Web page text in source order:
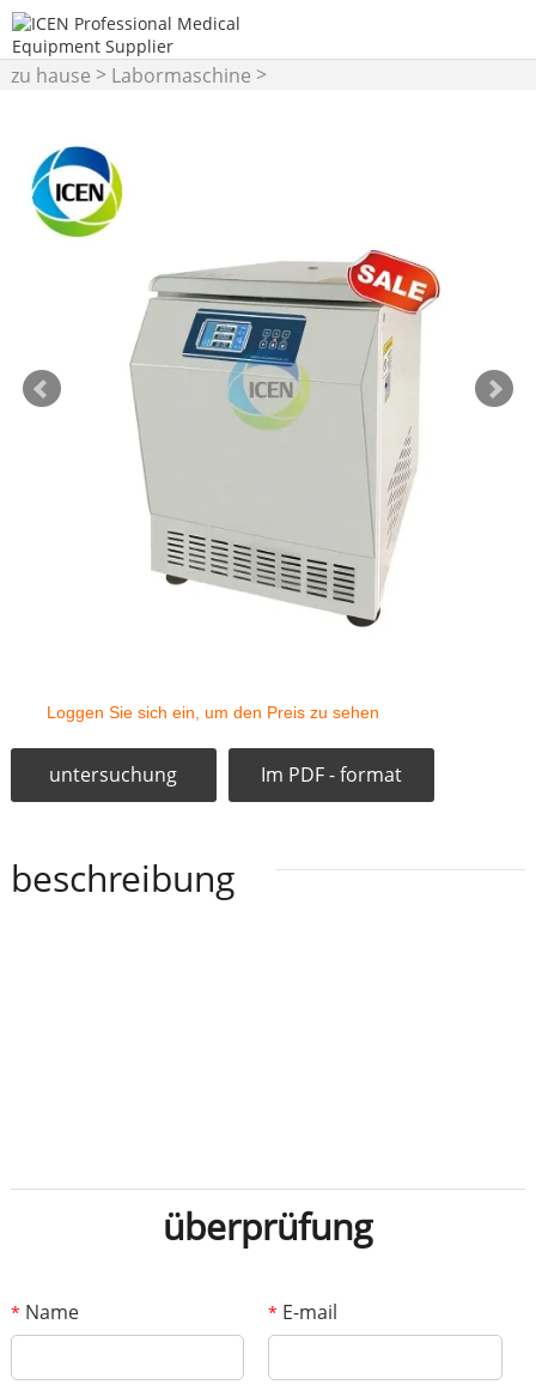
zu hause > Labormaschine >
Loggen Sie sich ein, um den Preis zu sehen
untersuchung Im PDF - format
beschreibung
überprüfung
* Name * E-mail